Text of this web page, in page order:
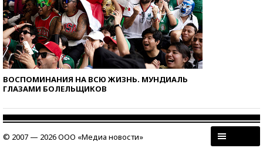
ВОСПОМИНАНИЯ НА ВСЮ ЖИЗНЬ. МУНДИАЛЬ
ГЛАЗАМИ БОЛЕЛЬЩИКОВ
© 2007 — 2026 ООО «Медиа новости»